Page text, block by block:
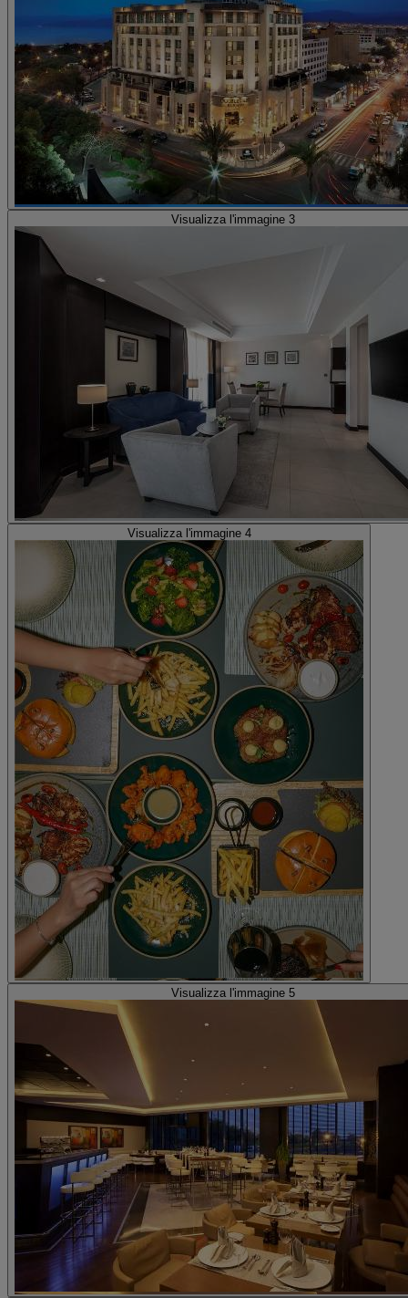
Visualizza l'immagine 3
Visualizza l'immagine 4
Visualizza l'immagine 5